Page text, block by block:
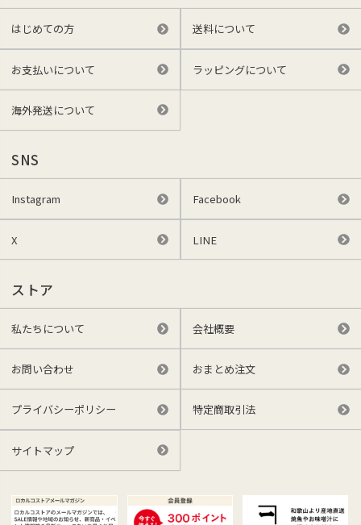
はじめての方 送料について
お支払いについて ラッピングについて
海外発送について
SNS
Instagram Facebook
X LINE
ストア
私たちについて 会社概要
お問い合わせ おまとめ注文
プライバシーポリシー 特定商取引法
サイトマップ